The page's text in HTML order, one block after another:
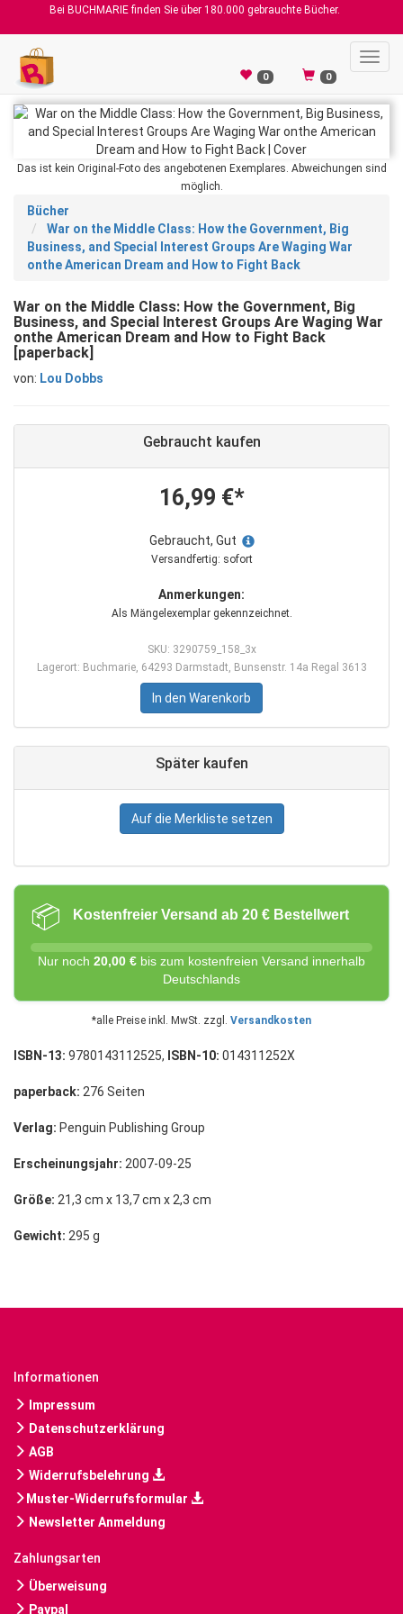
Bei BUCHMARIE finden Sie über 180.000 gebrauchte Bücher.
0 0
Das ist kein Original-Foto des angebotenen Exemplares. Abweichungen sind
möglich.
Bücher
War on the Middle Class: How the Government, Big
Business, and Special Interest Groups Are Waging War
onthe American Dream and How to Fight Back
War on the Middle Class: How the Government, Big
Business, and Special Interest Groups Are Waging War
onthe American Dream and How to Fight Back
[paperback]
von: Lou Dobbs
Gebraucht kaufen
16,99 €*
Gebraucht, Gut
Versandfertig: sofort
Anmerkungen:
Als Mängelexemplar gekennzeichnet.
SKU: 3290759_158_3x
Lagerort: Buchmarie, 64293 Darmstadt, Bunsenstr. 14a Regal 3613
In den Warenkorb
Später kaufen
Auf die Merkliste setzen
📦 Kostenfreier Versand ab 20 € Bestellwert
Nur noch 20,00 € bis zum kostenfreien Versand innerhalb
Deutschlands
*alle Preise inkl. MwSt. zzgl. Versandkosten
ISBN-13: 9780143112525, ISBN-10: 014311252X
paperback: 276 Seiten
Verlag: Penguin Publishing Group
Erscheinungsjahr: 2007-09-25
Größe: 21,3 cm x 13,7 cm x 2,3 cm
Gewicht: 295 g
Informationen
Impressum
Datenschutzerklärung
AGB
Widerrufsbelehrung
Muster-Widerrufsformular
Newsletter Anmeldung
Zahlungsarten
Überweisung
Paypal